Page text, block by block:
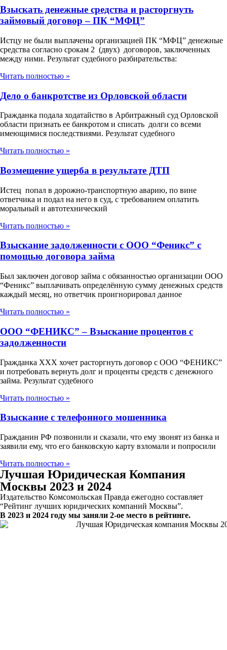
Взыскать денежные средства и расторгнуть
займовый договор – ПК “МФЦ”
Истцу не были выплачены организацией ПК “МФЦ” денежные
средства согласно срокам 2 (двух) договоров, заключенных
между ними. Результат судебного разбирательства:
Читать полностью »
Дело о банкротстве из Орловской области
Гражданка подала ходатайство в Арбитражный суд Орловской
области признать ее банкротом и списать долги со всеми
имеющимися последствиями. Результат судебного
Читать полностью »
Возмещение ущерба в результате ДТП
Истец попал в дорожно-транспортную аварию, по вине
ответчика и подал на него в суд, с требованием оплатить
моральный и автотехнический
Читать полностью »
Взыскание задолженности с ООО “Феникс” с
помощью договора займа
Был заключен договор займа с обязанностью организации ООО
“Феникс” выплачивать определённую сумму денежных средств
каждый месяц, но ответчик проигнорировал данное
Читать полностью »
ООО “ФЕНИКС” – Взыскание процентов с
задолженности
Гражданка ХХХ хочет расторгнуть договор с ООО “ФЕНИКС”
и потребовать вернуть долг и проценты средств с денежного
займа. Результат судебного
Читать полностью »
Взыскание с телефонного мошенника
Гражданин РФ позвонили и сказали, что ему звонят из банка и
заявили ему, что его банковскую карту взломали и попросили
Читать полностью »
Лучшая Юридическая Компания
Москвы 2023 и 2024
Издательство Комсомольская Правда ежегодно составляет
“Рейтинг лучших юридических компаний Москвы”.
В 2023 и 2024 году мы заняли 2-ое место в рейтинге.